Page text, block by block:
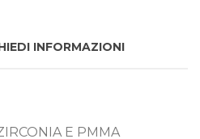
INFORMAZIONI
E PMMA